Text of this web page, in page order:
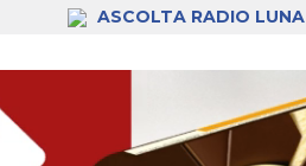
ASCOLTA RADIO LUNA